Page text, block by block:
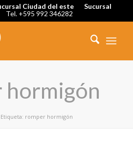
Ciudad del este
Sucursal
Tel. +595 992 346282
hormigón
Etiqueta: romper hormigón